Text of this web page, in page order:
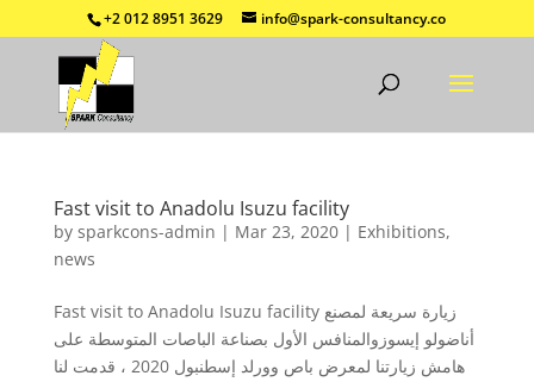
+2 012 8951 3629 info@spark-consultancy.co
Fast visit to Anadolu Isuzu facility
by sparkcons-admin | Mar 23, 2020| Exhibitions,
news
Fast visit to Anadolu Isuzu facility زيارة سريعة لمصنع
أناضولو إيسوزوالمنافس الأول بصناعة الباصات المتوسطة على
هامش زيارتنا لمعرض باص وورلد إسطنبول 2020 ، قدمت لنا